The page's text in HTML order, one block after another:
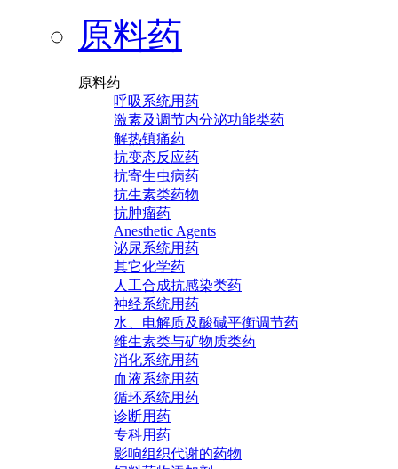
原料药
原料药
呼吸系统用药
激素及调节内分泌功能类药
解热镇痛药
抗变态反应药
抗寄生虫病药
抗生素类药物
抗肿瘤药
Anesthetic Agents
泌尿系统用药
其它化学药
人工合成抗感染类药
神经系统用药
水、电解质及酸碱平衡调节药
维生素类与矿物质类药
消化系统用药
血液系统用药
循环系统用药
诊断用药
专科用药
影响组织代谢的药物